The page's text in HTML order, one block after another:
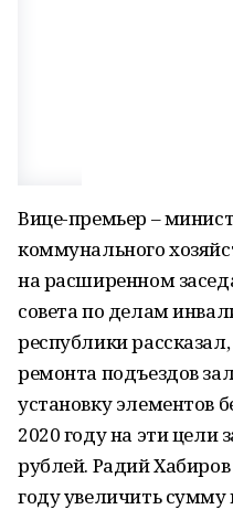
Вице-премьер –
коммунального
на расширенном
совета по делам
республики
ремонта подъездов
установку элементов
2020 году на эти цели
рублей. Радий
году увеличить сумму